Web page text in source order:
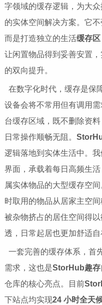
字领域的缓存逻辑，为大
的实体空间解决方案。它
而是打造独立的生活缓存区
让闲置物品得到妥善安置
的双向提升。
在数字化时代，缓存是保
设备会将不常用但有调用
台缓存区域，既不删除资
日常操作顺畅无阻。
逻辑落地到实体生活中。
界面，承载着每日高频生活
属实体物品的大型缓存空
时取用的物品从居家主空
被杂物挤占的居住空间得
透，日常起居也更加舒适自
一套完善的缓存体系，首
需求，这也是StorHub趣存
仓库的核心亮点。目前
下站点均实现24 小时全天